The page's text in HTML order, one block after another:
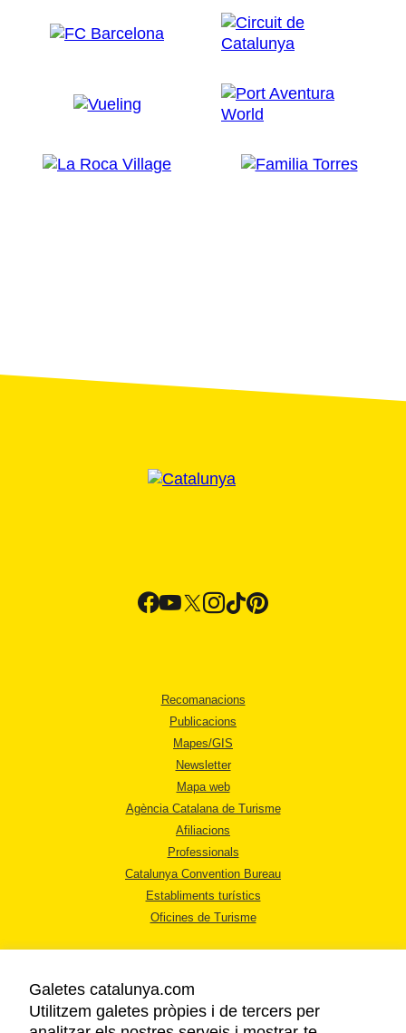
Recomanacions
Publicacions
Mapes/GIS
Newsletter
Mapa web
Agència Catalana de Turisme
Afiliacions
Professionals
Catalunya Convention Bureau
Establiments turístics
Oficines de Turisme
Galetes catalunya.com
Utilitzem galetes pròpies i de tercers per